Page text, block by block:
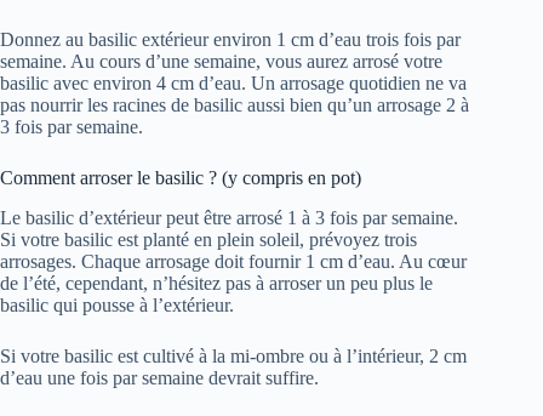
Donnez au basilic extérieur environ 1 cm d’eau trois fois par
semaine. Au cours d’une semaine, vous aurez arrosé votre
basilic avec environ 4 cm d’eau. Un arrosage quotidien ne va
pas nourrir les racines de basilic aussi bien qu’un arrosage 2 à
3 fois par semaine.
Comment arroser le basilic ? (y compris en pot)
Le basilic d’extérieur peut être arrosé 1 à 3 fois par semaine.
Si votre basilic est planté en plein soleil, prévoyez trois
arrosages. Chaque arrosage doit fournir 1 cm d’eau. Au cœur
de l’été, cependant, n’hésitez pas à arroser un peu plus le
basilic qui pousse à l’extérieur.
Si votre basilic est cultivé à la mi-ombre ou à l’intérieur, 2 cm
d’eau une fois par semaine devrait suffire.